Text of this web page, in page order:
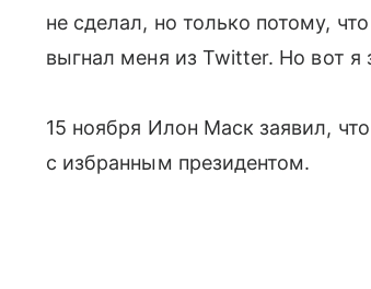
не сделал, но только потому,
выгнал меня из Twitter. Но вот я
15 ноября Илон Маск заявил,
с избранным президентом.